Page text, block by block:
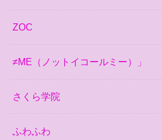
ZOC
≠ME（ノットイコールミー）」
さくら学院
ふわふわ